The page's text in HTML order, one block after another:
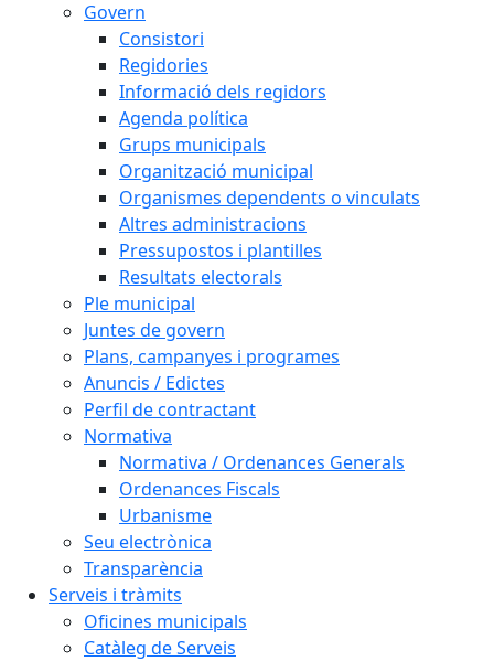
Govern
Consistori
Regidories
Informació dels regidors
Agenda política
Grups municipals
Organització municipal
Organismes dependents o vinculats
Altres administracions
Pressupostos i plantilles
Resultats electorals
Ple municipal
Juntes de govern
Plans, campanyes i programes
Anuncis / Edictes
Perfil de contractant
Normativa
Normativa / Ordenances Generals
Ordenances Fiscals
Urbanisme
Seu electrònica
Transparència
Serveis i tràmits
Oficines municipals
Catàleg de Serveis